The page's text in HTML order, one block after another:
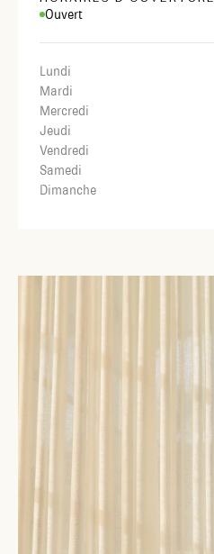
Ouvert
Lundi
Mardi
Mercredi
Jeudi
Vendredi
Samedi
Dimanche